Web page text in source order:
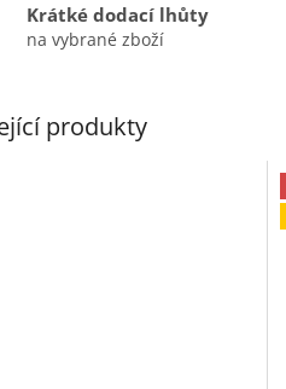
Krátké dodací lhůty
na vybrané zboží
produkty